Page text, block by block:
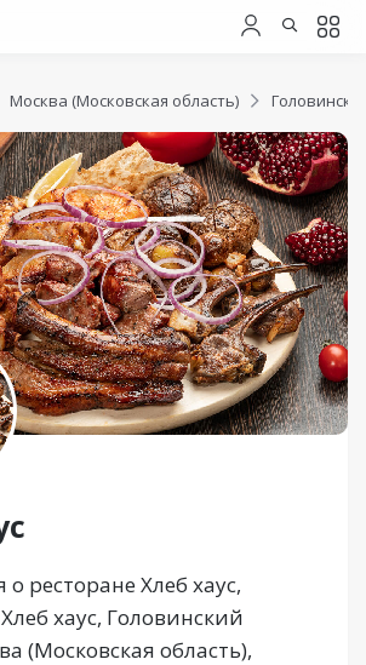
Москва (Московская область)
ресторане Хлеб хаус,
хаус, Головинский
(Московская область),